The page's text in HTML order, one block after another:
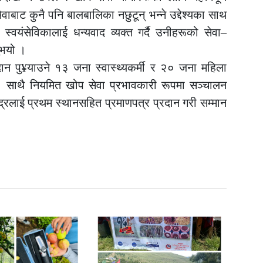
कुनै पनि बालबालिका नछुटून् भन्ने उद्देश्यका साथ
स्वयंसेविकालाई धन्यवाद व्यक्त गर्दै उनीहरूको सेवा–
।
पु¥याउने १३ जना स्वास्थ्यकर्मी र २० जना महिला
साथै नियमित खोप सेवा प्रभावकारी रूपमा सञ्चालन
प्रथम स्थानसहित प्रमाणपत्र प्रदान गरी सम्मान